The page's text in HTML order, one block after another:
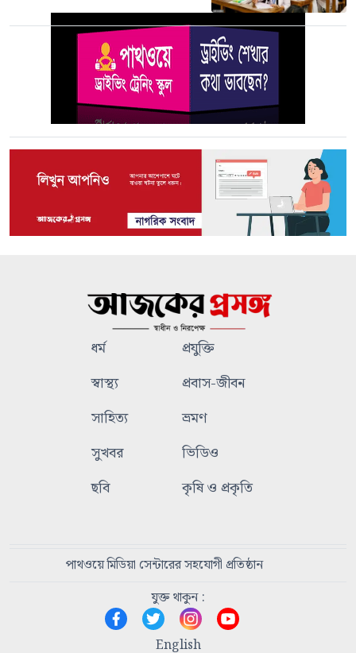
ধর্ম
প্রযুক্তি
স্বাস্থ্য
প্রবাস-জীবন
সাহিত্য
ভ্রমণ
সুখবর
ভিডিও
ছবি
কৃষি ও প্রকৃতি
পাথওয়ে মিডিয়া সেন্টারের সহযোগী প্রতিষ্ঠান
যুক্ত থাকুন :
English